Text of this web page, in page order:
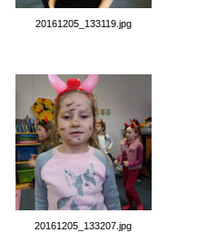
20161205_133119.jpg
20161205_133207.jpg